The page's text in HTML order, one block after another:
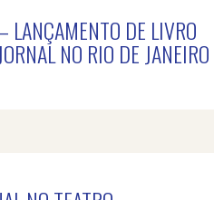
LANÇAMENTO DE LIVRO
NO RIO DE JANEIRO